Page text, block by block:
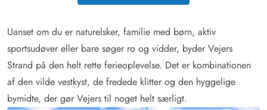
Uanset om du er naturelsker, familie med børn, aktiv
sportsudøver eller bare søger ro og vidder, byder Vejers
Strand på den helt rette ferieoplevelse. Det er kombinationen
af den vilde vestkyst, de fredede klitter og den hyggelige
bymidte, der gør Vejers til noget helt særligt.